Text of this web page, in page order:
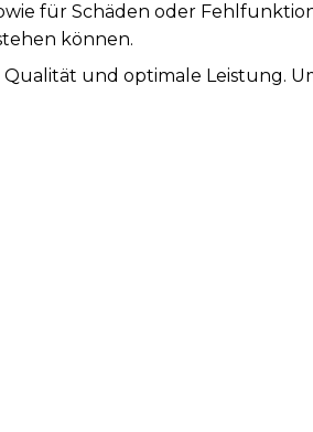
für Schäden oder
können.
und optimale Leistung.